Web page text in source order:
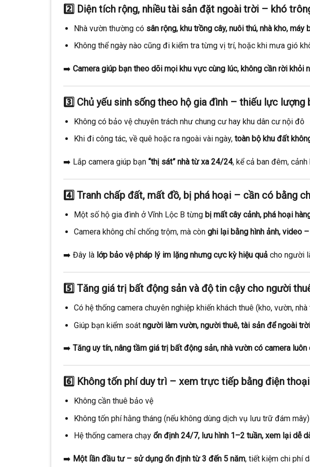
2️⃣ Diện tích rộng, nhiều tài sản đặt ngoài trời – khó
Nhà vườn thường có sân rộng, khu trồng cây, nuôi thú, nhà kho,
Không thể ngày nào cũng đi kiểm tra từng vị trí, hoặc khi mưa gió
➡️ Camera giúp bạn theo dõi mọi khu vực cùng lúc, không cần rời khỏi
3️⃣ Chủ yếu sinh sống theo hộ gia đình – thiếu lực lượng
Không có bảo vệ chuyên trách như chung cư hay khu dân cư nội đô
Khi đi công tác, về quê hoặc ra ngoài vài ngày, toàn bộ khu đất
➡️ Lắp camera giúp bạn “thị sát” nhà từ xa 24/24, kể cả ban đêm,
4️⃣ Tranh chấp đất, mất đồ, bị phá hoại – cần có bằng
Một số hộ gia đình ở Vĩnh Lộc B từng bị mất cây cảnh, phá hoại
Camera không chỉ chống trộm, mà còn ghi lại bằng hình ảnh, video
➡️ Đây là lớp bảo vệ pháp lý im lặng nhưng cực kỳ hiệu quả cho người
5️⃣ Tăng giá trị bất động sản và độ tin cậy cho người
Có hệ thống camera chuyên nghiệp khiến khách thuê (kho, vườn,
Giúp bạn kiểm soát người làm vườn, người thuê, tài sản để ngoài trời
➡️ Tăng uy tín, nâng tầm giá trị bất động sản, nhà vườn có camera luôn
6️⃣ Không tốn phí duy trì – xem trực tiếp bằng điện
Không cần thuê bảo vệ
Không tốn phí hằng tháng (nếu không dùng dịch vụ lưu trữ đám mây)
Hệ thống camera chạy ổn định 24/7, lưu hình 1–2 tuần, xem lại dễ
➡️ Một lần đầu tư – sử dụng ổn định từ 3 đến 5 năm, tiết kiệm chi phí